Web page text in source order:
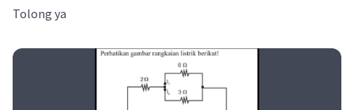
Tolong ya